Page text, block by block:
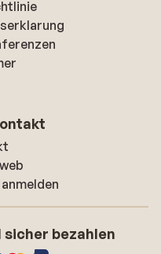
sicher bezahlen